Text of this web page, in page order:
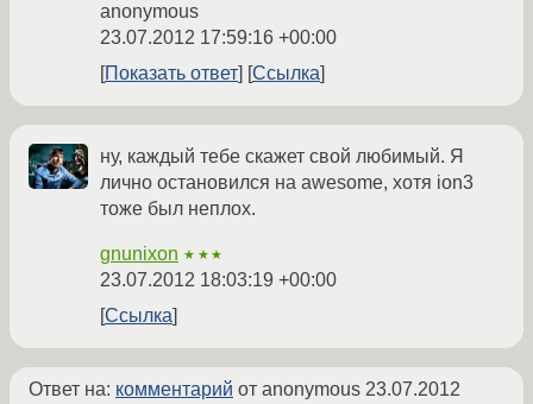
anonymous
23.07.2012 17:59:16 +00:00
Показать ответ
Ссылка
ну, каждый тебе скажет свой любимый. Я
лично остановился на awesome, хотя ion3
тоже был неплох.
gnunixon ★★★
23.07.2012 18:03:19 +00:00
Ссылка
Ответ на: комментарий от anonymous 23.07.2012